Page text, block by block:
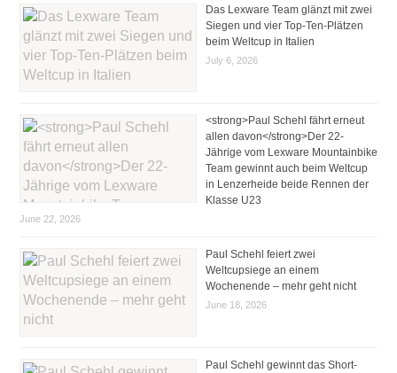
Das Lexware Team glänzt mit zwei
Siegen und vier Top-Ten-Plätzen
beim Weltcup in Italien
July 6, 2026
<strong>Paul Schehl fährt erneut
allen davon</strong>Der 22-
Jährige vom Lexware Mountainbike
Team gewinnt auch beim Weltcup
in Lenzerheide beide Rennen der
Klasse U23
June 22, 2026
Paul Schehl feiert zwei
Weltcupsiege an einem
Wochenende – mehr geht nicht
June 18, 2026
Paul Schehl gewinnt das Short-